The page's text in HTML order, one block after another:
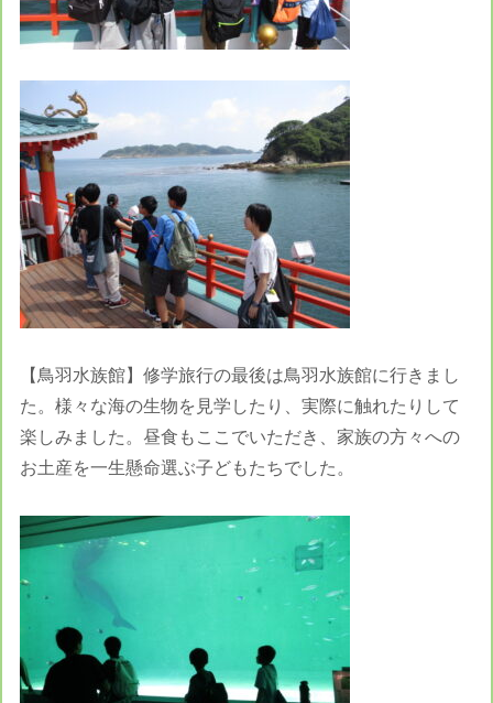
【鳥羽水族館】修学旅行の最後は鳥羽水族館に行きまし
た。様々な海の生物を見学したり、実際に触れたりして
楽しみました。昼食もここでいただき、家族の方々への
お土産を一生懸命選ぶ子どもたちでした。